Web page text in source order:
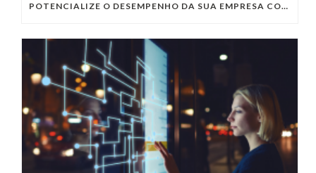
POTENCIALIZE O DESEMPENHO DA SUA EMPRESA COM OS SERVIÇOS DE TI DA VIVO VITA